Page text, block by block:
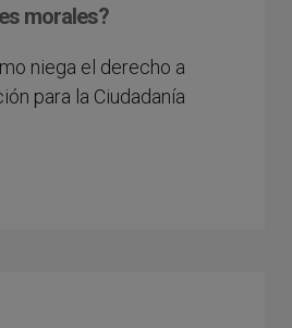
morales?
niega el derecho a
para la Ciudadanía